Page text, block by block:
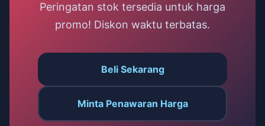
Peringatan stok tersedia untuk harga
promo! Diskon waktu terbatas.
Beli Sekarang
Minta Penawaran Harga